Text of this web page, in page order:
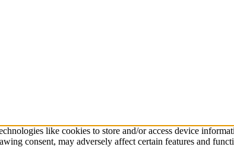
like cookies to store and/or access device
consent, may adversely affect certain features and